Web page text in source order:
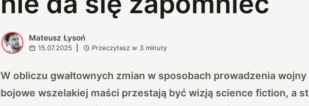
M Mateusz Łysoń
15.07.2025 Przeczytasz w 3 minuty
W obliczu gwałtownych zmian w sposobach prowadzenia wojny
bojowe wszelakiej maści przestają być wizją science fiction, a